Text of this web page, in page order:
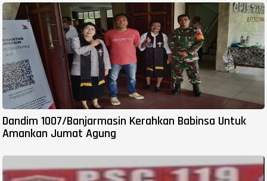
Dandim 1007/Banjarmasin Kerahkan Babinsa Untuk
Amankan Jumat Agung